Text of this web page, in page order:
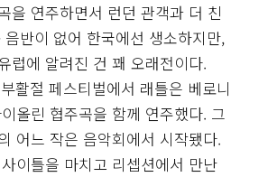
을 연주하면서 런던 관객과 더 친
반이 없어 한국에선 생소하지만,
럽에 알려진 건 꽤 오래전이다.
활절 페스티벌에서 래틀은 베로니
올린 협주곡을 함께 연주했다. 그
어느 작은 음악회에서 시작됐다.
이틀을 마치고 리셉션에서 만난